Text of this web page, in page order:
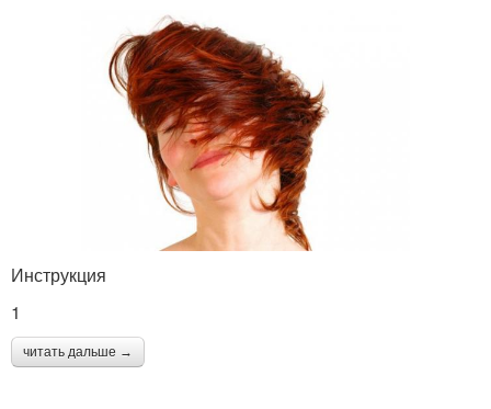
Инструкция
1
читать дальше →